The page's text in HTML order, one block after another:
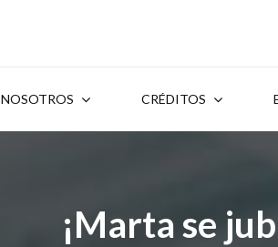
NOSOTROS CRÉDITOS
¡Marta se